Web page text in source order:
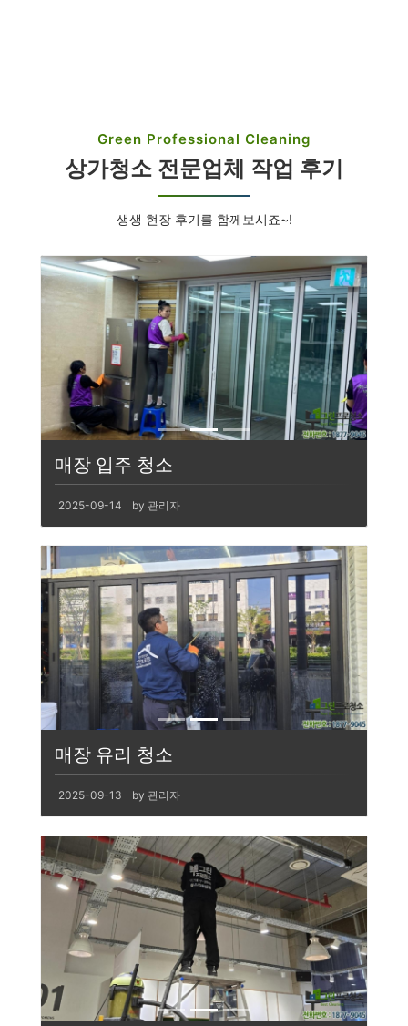
Green Professional Cleaning
상가청소 전문업체 작업 후기
생생 현장 후기를 함께보시죠~!
매장 입주 청소
2025-09-14 by 관리자
매장 유리 청소
2025-09-13 by 관리자